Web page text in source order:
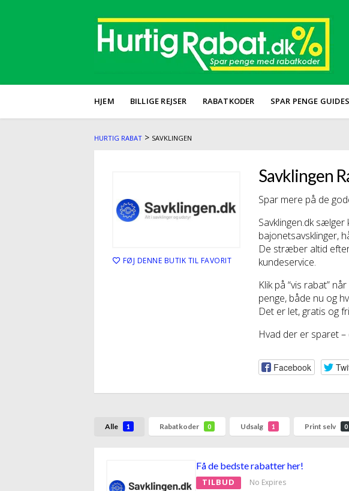
HJEM BILLIGE REJSER RABATKODER SPAR PENGE GUIDES
HURTIG RABAT > SAVKLINGEN
FØJ DENNE BUTIK TIL FAVORIT
Savklingen
Spar mere på de
Savklingen.dk
bajonetsavsklinger,
De stræber altid
kundeservice.
Klik på “vis rabat”
penge, både nu og
Det er let, gratis og
Hvad der er sparet
Facebook
Alle 1 Rabatkoder 0 Udsalg 1 Print selv 0
Få de bedste rabatter her!
TILBUD No Expires